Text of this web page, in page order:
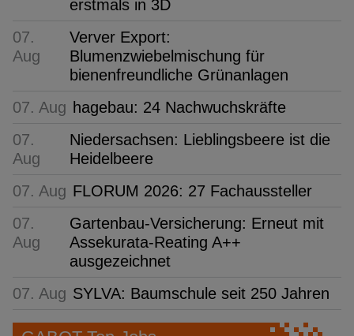
erstmals in 3D
07.
Aug
Verver Export:
Blumenzwiebelmischung für
bienenfreundliche Grünanlagen
07. Aug hagebau: 24 Nachwuchskräfte
07.
Aug
Niedersachsen: Lieblingsbeere ist die
Heidelbeere
07. Aug FLORUM 2026: 27 Fachaussteller
07.
Aug
Gartenbau-Versicherung: Erneut mit
Assekurata-Reating A++
ausgezeichnet
07. Aug SYLVA: Baumschule seit 250 Jahren